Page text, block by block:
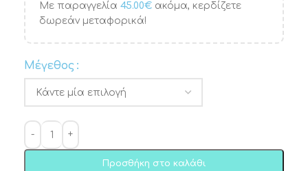
Με παραγγελία 45.00€ ακόμα, κερδίζετε
δωρεάν μεταφορικά!
Μέγεθος
Προσθήκη στο καλάθι